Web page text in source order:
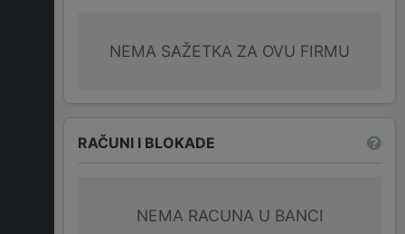
NEMA SAŽETKA ZA OVU FIRMU
RAČUNI I BLOKADE
NEMA RACUNA U BANCI